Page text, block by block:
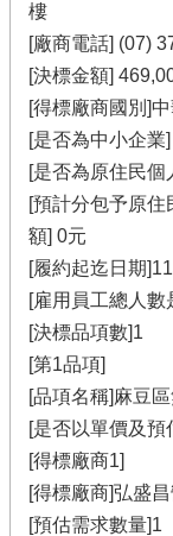
樓
[廠商電話] (07)
[決標金額]
[得標廠商國別]
[是否為中小企業
[是否為原住民
[預計分包予原
額] 0元
[履約起迄日期
[雇用員工總人
[決標品項數]1
[第1品項]
[品項名稱]麻豆
[是否以單價及
[得標廠商1]
[得標廠商]弘盛
[預估需求數量]1